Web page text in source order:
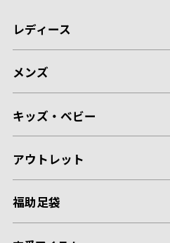
レディース
メンズ
キッズ・ベビー
アウトレット
福助足袋